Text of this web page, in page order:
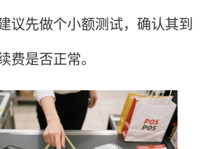
议先做个小额测试，确认其到
费是否正常。